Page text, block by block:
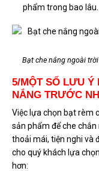
phẩm trong bao lâu.
Bạt che nắng ngoài
5/MỘT SỐ LƯU Ý
NẮNG TRƯỚC
Việc lựa chọn bạt rèm
sản phẩm để che
thoải mái, tiện nghi và
cho quý khách lựa
hơn: